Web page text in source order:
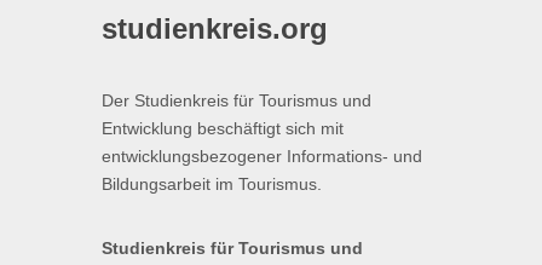
studienkreis.org
Der Studienkreis für Tourismus und
Entwicklung beschäftigt sich mit
entwicklungsbezogener Informations- und
Bildungsarbeit im Tourismus.
Studienkreis für Tourismus und